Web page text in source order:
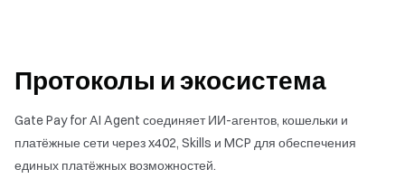
Протоколы и экосистема
Gate Pay for AI Agent соединяет ИИ-агентов, кошельки и
платёжные сети через x402, Skills и MCP для обеспечения
единых платёжных возможностей.